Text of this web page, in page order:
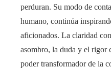
perduran. Su modo de
humano, continúa
aficionados. La claridad
asombro, la duda y el rigor
poder transformador de la